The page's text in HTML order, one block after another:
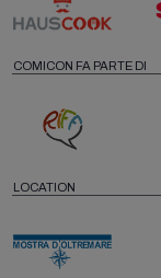
COMICON FA PARTE DI
LOCATION